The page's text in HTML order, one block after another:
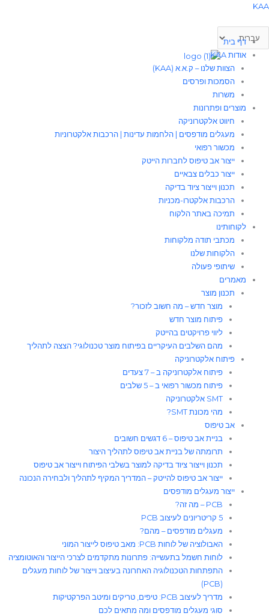
דף בית
אודות KAA
הצוות שלנו – ק.א.א (KAA)
הסמכות ופרסים
משרות
מוצרים ופתרונות
חיווט אלקטרוניקה
מעגלים מודפסים | הלחמות עדינות | הרכבות אלקטרוניות
מכשור רפואי
ייצור אב טיפוס לחברות הייטק
ייצור כבלים צבאיים
תכנון וייצור ציוד בדיקה
הרכבות אלקטרו-מכניות
תמיכה באתר הלקוח
לקוחותינו
מכתבי תודה מלקוחות
הלקוחות שלנו
שיתופי פעולה
מאמרים
תכנון מוצר
מוצר חדש – מה חשוב לזכור?
פיתוח מוצר חדש
ליווי פרויקטים בהייטק
מהם השלבים העיקריים בפיתוח מוצר טכנולוגי? הצצה לתהליך
פיתוח אלקטרוניקה
פיתוח אלקטרוניקה ב – 7 צעדים
פיתוח מכשור רפואי ב – 5 שלבים
SMT אלקטרוניקה
מהי מכונת SMT?
אב טיפוס
בניית אב טיפוס – 6 דגשים חשובים
תרומתה של בניית אב טיפוס לתהליך היצור​
תכנון וייצור ציוד בדיקה למוצר בשלבי הפיתוח וייצור אב טיפוס
ייצור אב טיפוס להייטק – המדריך המקיף לתהליך ולבחירה הנכונה
ייצור מעגלים מודפסים
PCB – מה זה?
5 קריטריונים לעיצוב PCB
מעגלים מודפסים – מהם?
האבולוציה של לוחות PCB: מאב טיפוס לייצור המוני
לוחות חשמל בתעשייה: פתרונות מתקדמים לצרכי הייצור והאוטומציה
התפתחות הטכנולוגיה האחרונה בעיצוב וייצור של לוחות מעגלים
מדריך לעיצוב PCB: טיפים, טריקים ומיטב הפרקטיקות
סוגי מעגלים מודפסים ומה מתאים לכם